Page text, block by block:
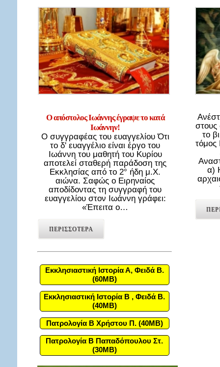
Ο απόστολος Ιωάννης έγραψε το κατά
Ιωάννην!
Ο συγγραφέας του ευαγγελίου Ότι
το δ' ευαγγέλιο είναι έργο του
Ιωάννη του μαθητή του Κυρίου
αποτελεί σταθερή παράδοση της
Εκκλησίας από το 2° ήδη μ.Χ.
αιώνα. Σαφώς ο Ειρηναίος
αποδίδοντας τη συγγραφή του
ευαγγελίου στον Ιωάννη γράφει:
«Έπειτα ο…
ΠΕΡΙΣΣΟΤΕΡΑ
Εκκλησιαστική Ιστορία Α, Φειδά Β.
(60MB)
Εκκλησιαστική Ιστορία Β , Φειδά Β.
(40MB)
Πατρολογία Β Χρήστου Π. (40MB)
Πατρολογία Β Παπαδόπουλου Στ.
(30MB)
στους
το
α)